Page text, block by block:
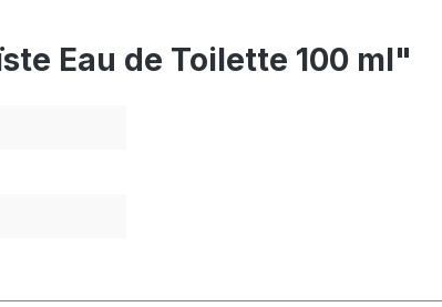
Eau de Toilette 100 ml"